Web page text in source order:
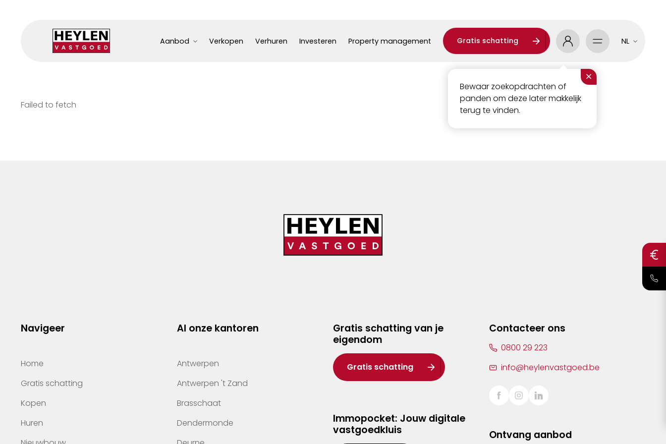
Aanbod Verkopen Verhuren Investeren Property management Gratis schatting
×
Bewaar zoekopdrachten of
panden om deze later makkelijk
terug te vinden.
NL
Failed to fetch
Navigeer
Home
Gratis schatting
Kopen
Huren
Al onze kantoren
Antwerpen
Antwerpen 't Zand
Brasschaat
Dendermonde
Gratis schatting van je
eigendom
Gratis schatting
Immopocket: Jouw digitale
vastgoedkluis
Contacteer ons
0800 29 223
info@heylenvastgoed.be
Ontvang aanbod